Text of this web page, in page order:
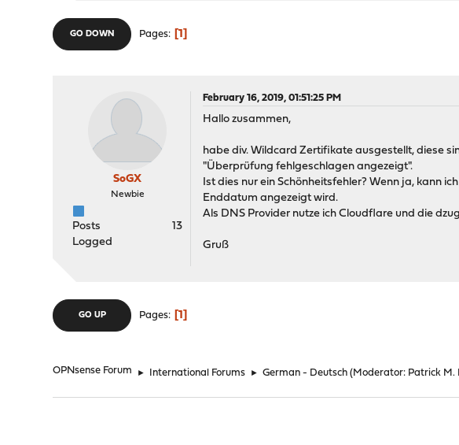
GO DOWN Pages 1
SoGX
Newbie
Posts
13
Logged
February 16, 2019, 01:51:25 PM
Hallo zusammen,
habe div. Wildcard Zertifikate ausgestellt, diese
"Überprüfung fehlgeschlagen angezeigt".
Ist dies nur ein Schönheitsfehler? Wenn ja, kann
Enddatum angezeigt wird.
Als DNS Provider nutze ich Cloudflare und die
Gruß
GO UP Pages 1
OPNsense Forum ► International Forums ► German - Deutsch (Moderator: Patrick M.